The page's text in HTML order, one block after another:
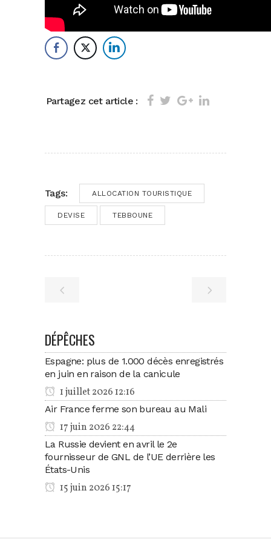
Partagez cet article :
Tags: ALLOCATION TOURISTIQUE
DEVISE TEBBOUNE
DÉPÊCHES
Espagne: plus de 1.000 décès enregistrés
en juin en raison de la canicule
1 juillet 2026 12:16
Air France ferme son bureau au Mali
17 juin 2026 22:44
La Russie devient en avril le 2e
fournisseur de GNL de l’UE derrière les
États-Unis
15 juin 2026 15:17